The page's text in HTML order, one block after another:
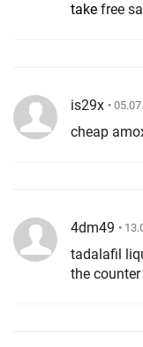
take free
is29x •
cheap
4dm49 •
tadalafil
the counter